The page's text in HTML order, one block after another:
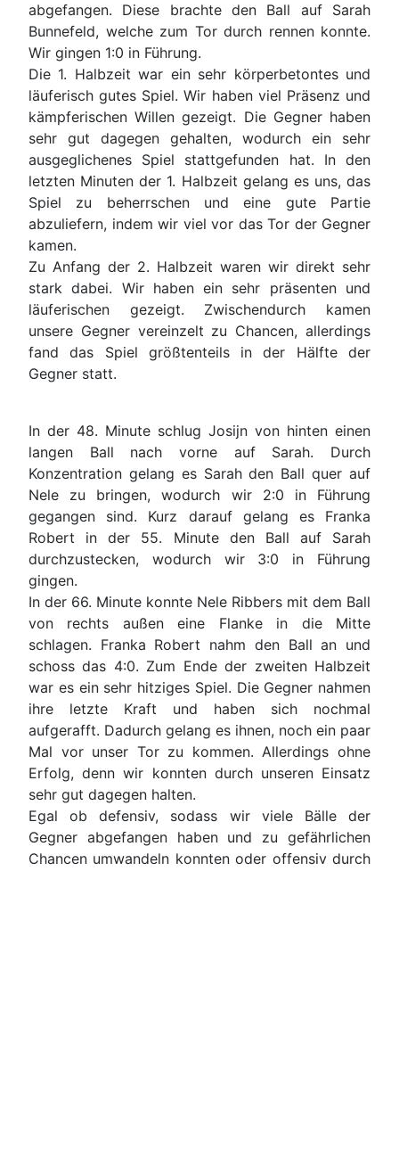
abgefangen. Diese brachte den Ball auf Sarah
Bunnefeld, welche zum Tor durch rennen konnte.
Wir gingen 1:0 in Führung.
Die 1. Halbzeit war ein sehr körperbetontes und
läuferisch gutes Spiel. Wir haben viel Präsenz und
kämpferischen Willen gezeigt. Die Gegner haben
sehr gut dagegen gehalten, wodurch ein sehr
ausgeglichenes Spiel stattgefunden hat. In den
letzten Minuten der 1. Halbzeit gelang es uns, das
Spiel zu beherrschen und eine gute Partie
abzuliefern, indem wir viel vor das Tor der Gegner
kamen.
Zu Anfang der 2. Halbzeit waren wir direkt sehr
stark dabei. Wir haben ein sehr präsenten und
läuferischen gezeigt. Zwischendurch kamen
unsere Gegner vereinzelt zu Chancen, allerdings
fand das Spiel größtenteils in der Hälfte der
Gegner statt.
In der 48. Minute schlug Josijn von hinten einen
langen Ball nach vorne auf Sarah. Durch
Konzentration gelang es Sarah den Ball quer auf
Nele zu bringen, wodurch wir 2:0 in Führung
gegangen sind. Kurz darauf gelang es Franka
Robert in der 55. Minute den Ball auf Sarah
durchzustecken, wodurch wir 3:0 in Führung
gingen.
In der 66. Minute konnte Nele Ribbers mit dem Ball
von rechts außen eine Flanke in die Mitte
schlagen. Franka Robert nahm den Ball an und
schoss das 4:0. Zum Ende der zweiten Halbzeit
war es ein sehr hitziges Spiel. Die Gegner nahmen
ihre letzte Kraft und haben sich nochmal
aufgerafft. Dadurch gelang es ihnen, noch ein paar
Mal vor unser Tor zu kommen. Allerdings ohne
Erfolg, denn wir konnten durch unseren Einsatz
sehr gut dagegen halten.
Egal ob defensiv, sodass wir viele Bälle der
Gegner abgefangen haben und zu gefährlichen
Chancen umwandeln konnten oder offensiv durch